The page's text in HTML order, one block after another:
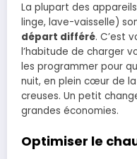
La plupart des
linge, lave-vaisselle)
départ différé. C’est
l’habitude de charger
les programmer pour
nuit, en plein cœur de
creuses. Un petit
grandes économies.
Optimiser le